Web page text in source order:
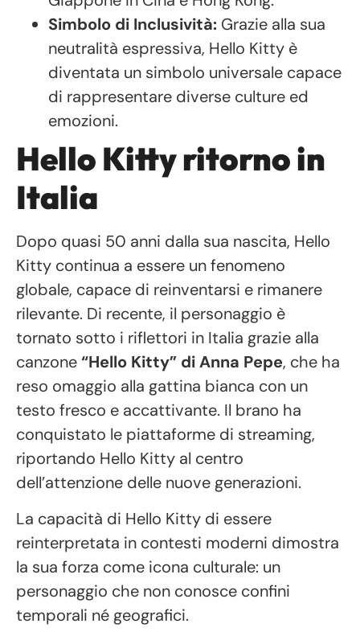
Simbolo di Inclusività: Grazie alla sua
neutralità espressiva, Hello Kitty è
diventata un simbolo universale capace
di rappresentare diverse culture ed
emozioni.
Hello Kitty ritorno in
Italia
Dopo quasi 50 anni dalla sua nascita, Hello
Kitty continua a essere un fenomeno
globale, capace di reinventarsi e rimanere
rilevante. Di recente, il personaggio è
tornato sotto i riflettori in Italia grazie alla
canzone“Hello Kitty” di Anna Pepe, che ha
reso omaggio alla gattina bianca con un
testo fresco e accattivante. Il brano ha
conquistato le piattaforme di streaming,
riportando Hello Kitty al centro
dell’attenzione delle nuove generazioni.
La capacità di Hello Kitty di essere
reinterpretata in contesti moderni dimostra
la sua forza come icona culturale: un
personaggio che non conosce confini
temporali né geografici.